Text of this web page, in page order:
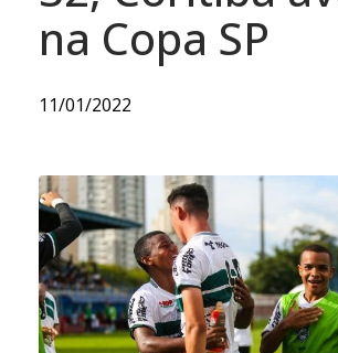
na Copa SP
11/01/2022